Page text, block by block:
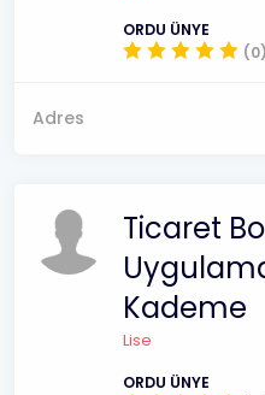
ORDU ÜNYE
(0)
Adres
Ticaret
Kademe
Lise
ORDU ÜNYE